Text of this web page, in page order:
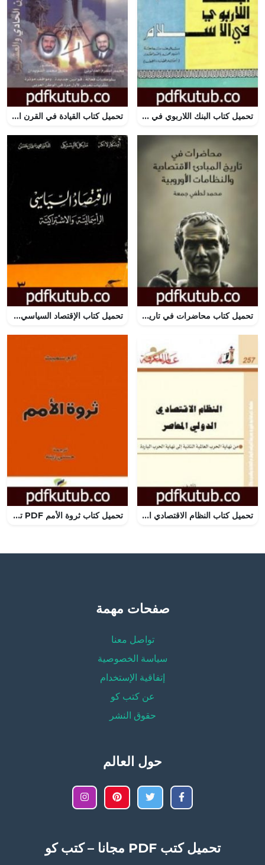
تحميل كتاب البنك اللاربوي في الإسلام PDF تأليف محمد باقر الصدر مجانا [كامل] تحميل كتاب القيادة في القرن الحادي والعشرين PDF تأليف محمد أكرم العدلوني مجانا [كامل]
تحميل كتاب محاضرات في تاريخ المبادئ الاقتصادية والنظامات الأوروبية PDF تأليف محمد لطفي جمعة مجانا [كامل] تحميل كتاب الإقتصاد السياسي – الجزء الثالث – الرأسمالية والاشتراكية PDF تأليف أوسكار ر. لانج مجانا [كامل]
تحميل كتاب النظام الاقتصادي الدولي المعاصر PDF تأليف حازم الببلاوي مجانا [كامل] تحميل كتاب ثروة الأمم PDF تأليف آدم سميث مجانا [كامل]
صفحات مهمة
تواصل معنا
سياسة الخصوصية
إتفاقية الإستخدام
عن كتب كو
حقوق النشر
حول العالم
تحميل كتب PDF مجانا – كتب كو